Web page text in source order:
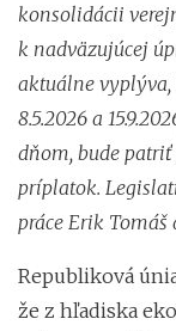
konsolidácii
k nadväzujúcej
aktuálne vyplýva,
8.5.2026 a
dňom, bude
príplatok.
práce Erik
Republiková
že z hľadiska